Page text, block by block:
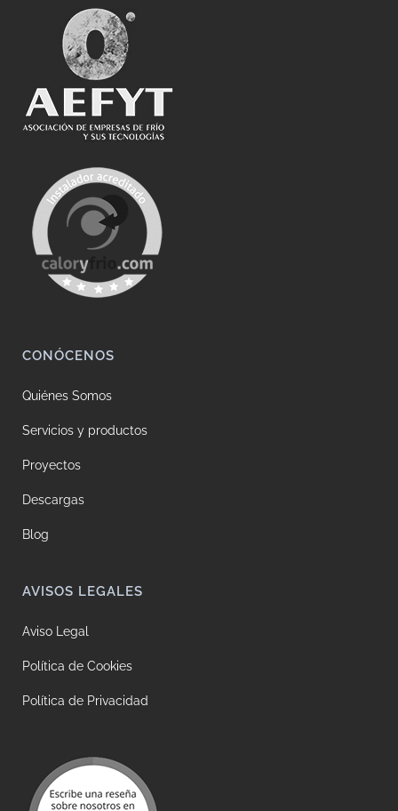
CONÓCENOS
Quiénes Somos
Servicios y productos
Proyectos
Descargas
Blog
AVISOS LEGALES
Aviso Legal
Política de Cookies
Política de Privacidad